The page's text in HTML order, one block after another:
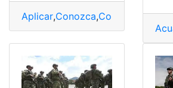
Aplicar,Conozca,Convocatoria,